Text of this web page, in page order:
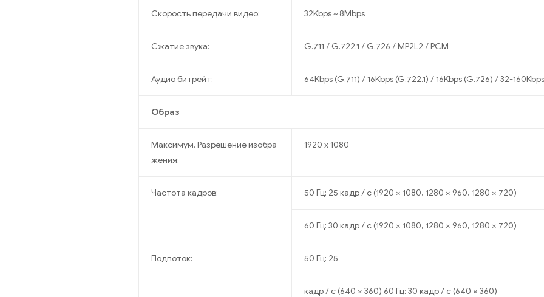
Скорость передачи видео: 32Kbps ~ 8Mbps
Сжатие звука: G.711 / G.722.1 / G.726 / MP2L2 / PCM
Аудио битрейт: 64Kbps (G.711) / 16Kbps (G.722.1) / 16Kbps (G.726) / 32-
Образ
Максимум. Разрешение изобра
жения:
1920 х 1080
Частота кадров: 50 Гц: 25 кадр / с (1920 × 1080, 1280 × 960, 1280 × 720)
60 Гц: 30 кадр / с (1920 × 1080, 1280 × 960, 1280 × 720)
Подпоток: 50 Гц: 25
кадр / с (640 × 360) 60 Гц: 30 кадр / с (640 × 360)